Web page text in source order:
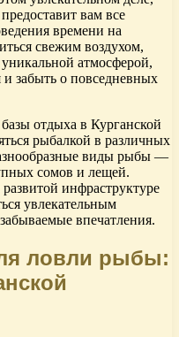
вам все
времени на
свежим воздухом,
атмосферой,
и забыть о повседневных
отдыха в Курганской
рыбалкой в различных
виды рыбы —
сомов и лещей.
инфраструктуре
увлекательным
впечатления.
ловли рыбы: